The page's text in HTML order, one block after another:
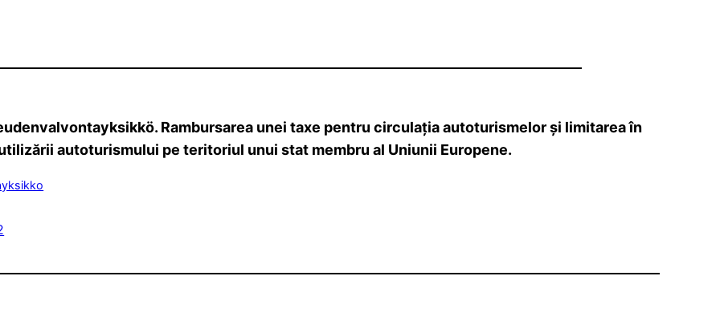
Rambursarea unei taxe pentru circulația autoturismelor și limitarea în
autoturismului pe teritoriul unui stat membru al Uniunii Europene.